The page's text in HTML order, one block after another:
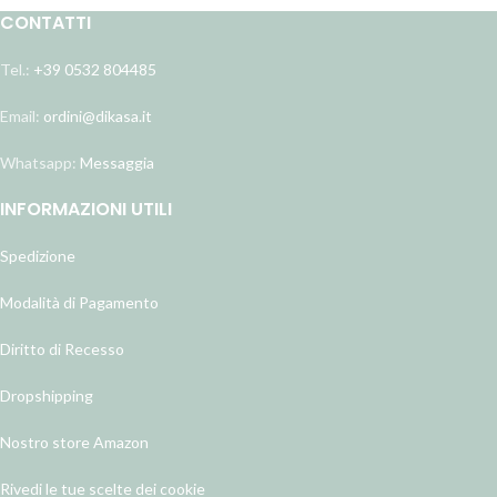
CONTATTI
Tel.: +39 0532 804485
Email: ordini@dikasa.it
Whatsapp: Messaggia
INFORMAZIONI UTILI
Spedizione
Modalità di Pagamento
Diritto di Recesso
Dropshipping
Nostro store Amazon
Rivedi le tue scelte dei cookie